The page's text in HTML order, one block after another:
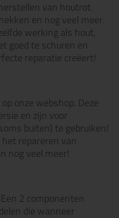
van houtrot.
en nog veel meer.
werking als hout,
goed te schuren en
reparatie creëert!
onze webshop. Deze
en zijn voor
buiten) te gebruiken!
repareren van
nog veel meer!
2 componenten
die wanneer